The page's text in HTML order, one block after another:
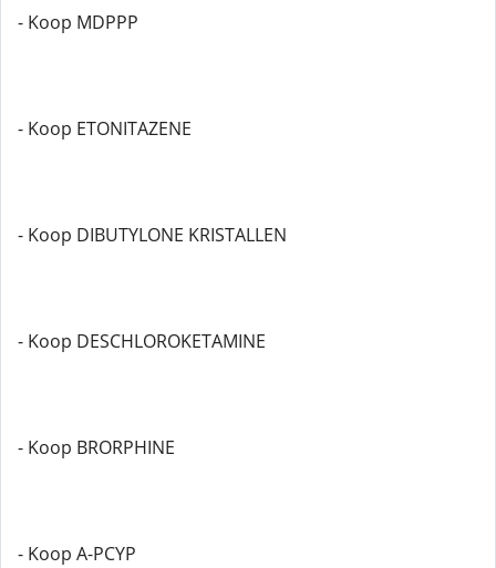
- Koop MDPPP
- Koop ETONITAZENE
- Koop DIBUTYLONE KRISTALLEN
- Koop DESCHLOROKETAMINE
- Koop BRORPHINE
- Koop A-PCYP